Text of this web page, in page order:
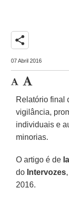
share
07 Abril 2016
Relatório final
vigilância,
individuais e
minorias.
O artigo é de
do Intervozes
2016.